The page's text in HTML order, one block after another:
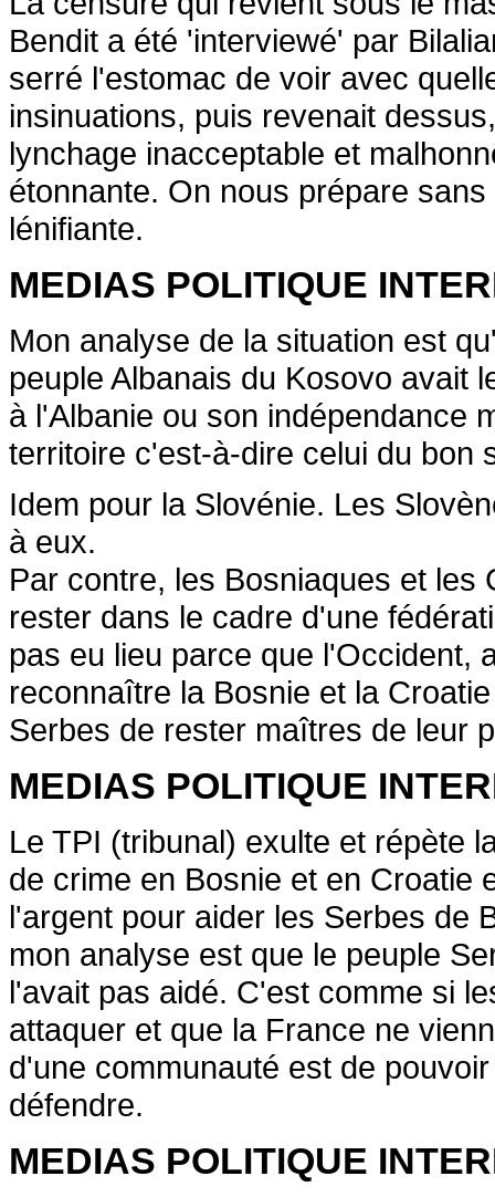
Bendit a été 'interviewé' par
serré l'estomac de voir avec
insinuations, puis revenait
lynchage inacceptable et
étonnante. On nous prépare
lénifiante.
MEDIAS POLITIQUE
Mon analyse de la situation est
peuple Albanais du Kosovo avait
à l'Albanie ou son indépendance
territoire c'est-à-dire celui du bon
Idem pour la Slovénie. Les
à eux.
Par contre, les Bosniaques et les
rester dans le cadre d'une
pas eu lieu parce que l'Occident,
reconnaître la Bosnie et la
Serbes de rester maîtres de leur
MEDIAS POLITIQUE
Le TPI (tribunal) exulte et répète
de crime en Bosnie et en Croatie
l'argent pour aider les Serbes de
mon analyse est que le peuple
l'avait pas aidé. C'est comme si
attaquer et que la France ne
d'une communauté est de
défendre.
MEDIAS POLITIQUE